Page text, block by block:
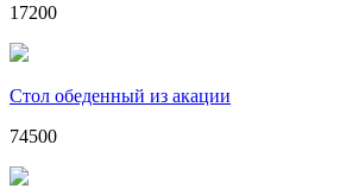
17200
Стол обеденный из акации
74500